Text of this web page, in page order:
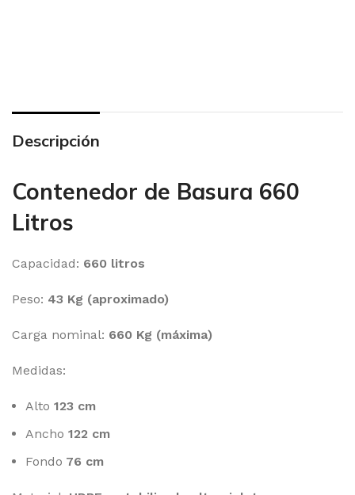
Descripción
Contenedor de Basura 660
Litros
Capacidad: 660 litros
Peso: 43 Kg (aproximado)
Carga nominal: 660 Kg (máxima)
Medidas:
Alto 123 cm
Ancho 122 cm
Fondo 76 cm